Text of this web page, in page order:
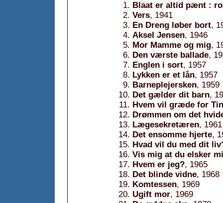
Blaat er altid pænt :
Vers, 1941
En Dreng løber bort,
Aksel Jensen, 1946
Mor Mamme og mig,
Den værste ballade,
Englen i sort, 1957
Lykken er et lån, 1957
Barneplejersken, 1959
Det gælder dit barn,
Hvem vil græde for
Drømmen om det
Lægesekretæren, 1961
Det ensomme hjerte,
Hvad vil du med dit
Vis mig at du elsker
Hvem er jeg?, 1965
Det blinde vidne, 1968
Komtessen, 1969
Ugift mor, 1969